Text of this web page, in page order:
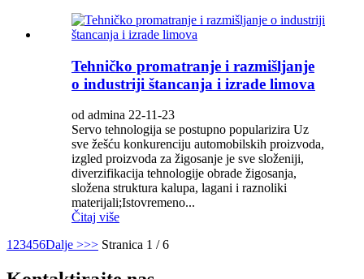
Tehničko promatranje i razmišljanje
o industriji štancanja i izrade limova
od admina 22-11-23
Servo tehnologija se postupno popularizira Uz
sve žešću konkurenciju automobilskih proizvoda,
izgled proizvoda za žigosanje je sve složeniji,
diverzifikacija tehnologije obrade žigosanja,
složena struktura kalupa, lagani i raznoliki
materijali;Istovremeno...
Čitaj više
123456Dalje >>> Stranica 1 / 6